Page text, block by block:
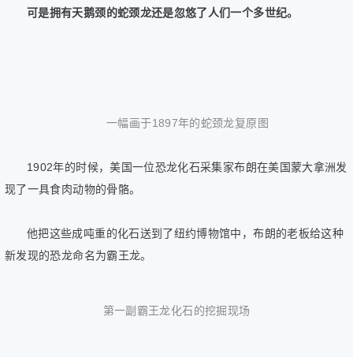
可是拥有天鹅颈的蛇颈龙还是忽悠了人们一个多世纪。
一幅画于1897年的蛇颈龙复原图
1902年的时候，美国一位恐龙化石采集家布朗在美国蒙大拿洲发
现了一具食肉动物的骨骼。
他把这些成吨重的化石送到了纽约博物馆中，布朗的老板给这种
新发现的恐龙命名为霸王龙。
第一副霸王龙化石的挖掘现场